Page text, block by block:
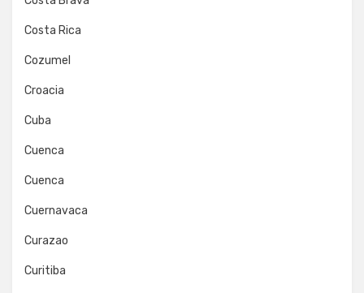
Costa Rica
Cozumel
Croacia
Cuba
Cuenca
Cuenca
Cuernavaca
Curazao
Curitiba